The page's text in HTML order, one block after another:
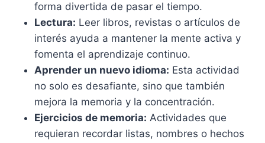
forma divertida de pasar el tiempo.
Lectura: Leer libros, revistas o artículos de
interés ayuda a mantener la mente activa y
fomenta el aprendizaje continuo.
Aprender un nuevo idioma: Esta actividad
no solo es desafiante, sino que también
mejora la memoria y la concentración.
Ejercicios de memoria: Actividades que
requieran recordar listas, nombres o hechos